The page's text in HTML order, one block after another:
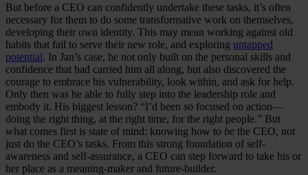
But before a CEO can confidently undertake these tasks, it’s often
necessary for them to do some transformative work on themselves,
developing their own identity. This may mean working against old
habits that fail to serve their new role, and exploring untapped
potential. In Jan’s case, he not only built on the personal skills and
confidence that had carried him all along, but also discovered the
courage to embrace his vulnerability, look within, and ask for help.
Only then was he able to fully step into the leadership role and
embody it. His biggest lesson? “I’d been so focused on action—
doing the right thing, at the right time, for the right people.” But
what comes first is state of mind: knowing how to be the CEO, not
just do the CEO’s tasks. From this strong foundation of self-
awareness and self-assurance, a CEO can step forward to take his or
her place as a meaning-maker and future-builder.